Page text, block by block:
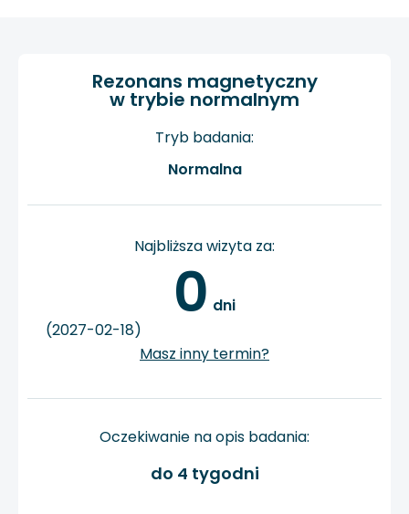
Rezonans magnetyczny
w trybie normalnym
Tryb badania:
Normalna
Najbliższa wizyta za:
0 dni
(2027-02-18)
Masz inny termin?
Oczekiwanie na opis badania:
do 4 tygodni